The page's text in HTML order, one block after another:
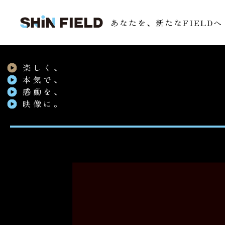
あなたを、新たなFIELDへ
楽しく、
本気で、
感動を、
映像に。